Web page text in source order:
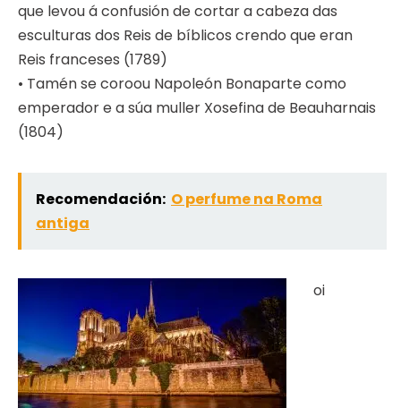
que levou á confusión de cortar a cabeza das
esculturas dos Reis de bíblicos crendo que eran
Reis franceses (1789)
• Tamén se coroou Napoleón Bonaparte como
emperador e a súa muller Xosefina de Beauharnais
(1804)
Recomendación: O perfume na Roma
antiga
oi